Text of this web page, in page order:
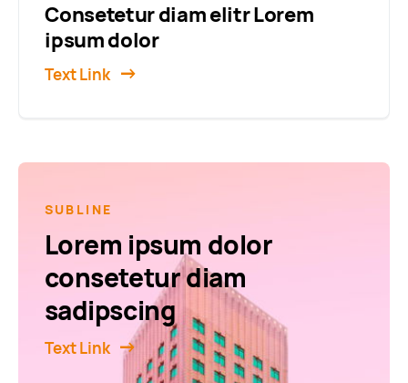
Consetetur diam elitr Lorem
ipsum dolor
Text Link
SUBLINE
Lorem ipsum dolor
consetetur diam
sadipscing
Text Link